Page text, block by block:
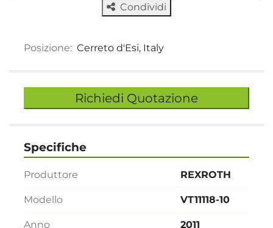
Condividi
Posizione: Cerreto d'Esi, Italy
Richiedi Quotazione
Specifiche
Produttore REXROTH
Modello VT11118-10
Anno 2011